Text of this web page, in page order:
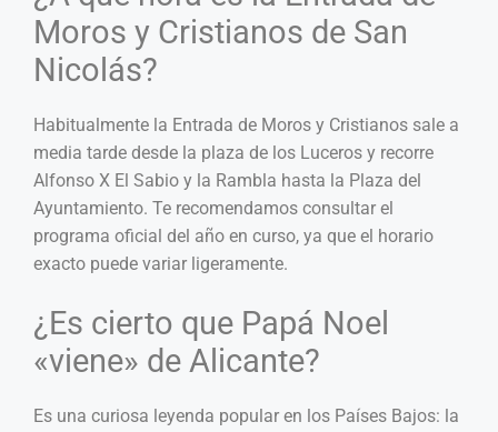
Moros y Cristianos de San
Nicolás?
Habitualmente la Entrada de Moros y Cristianos sale a
media tarde desde la plaza de los Luceros y recorre
Alfonso X El Sabio y la Rambla hasta la Plaza del
Ayuntamiento. Te recomendamos consultar el
programa oficial del año en curso, ya que el horario
exacto puede variar ligeramente.
¿Es cierto que Papá Noel
«viene» de Alicante?
Es una curiosa leyenda popular en los Países Bajos: la